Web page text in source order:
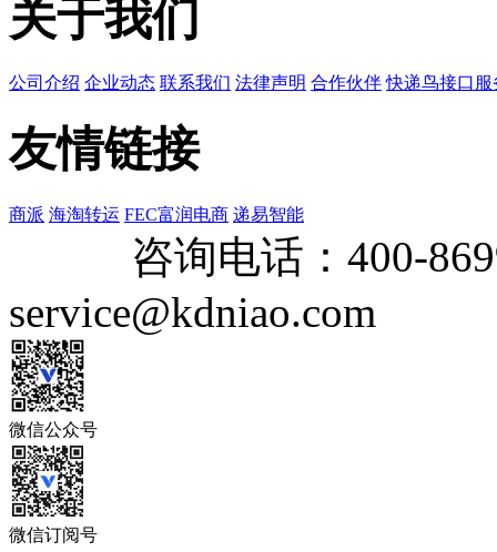
关于我们
公司介绍 企业动态 联系我们 法律声明 合作伙伴 快递鸟接口服
友情链接
商派 海淘转运 FEC富润电商 递易智能
咨询电话： 400-
service@kdniao.com
微信公众号
微信订阅号